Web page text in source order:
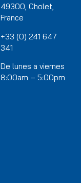
49300, Cholet,
France
+33 (0) 241 647
341
De lunes a viernes
8:00am – 5:00pm